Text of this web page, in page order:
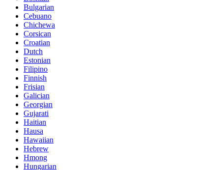
Bulgarian
Cebuano
Chichewa
Corsican
Croatian
Dutch
Estonian
Filipino
Finnish
Frisian
Galician
Georgian
Gujarati
Haitian
Hausa
Hawaiian
Hebrew
Hmong
Hungarian